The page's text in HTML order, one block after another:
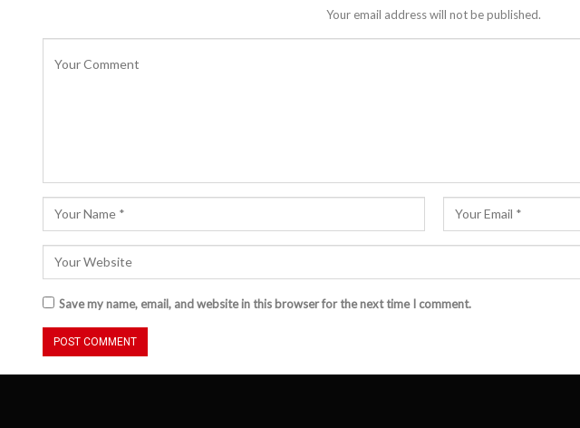
Your email address will not be published.
Save my name, email, and website in this browser for the next time I comment.